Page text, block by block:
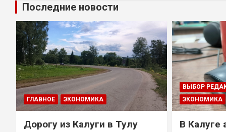
Последние новости
ГЛАВНОЕ ЭКОНОМИКА
Дорогу из Калуги в Тулу
ВЫБОР
ЭКОНОМИКА
В Калуге